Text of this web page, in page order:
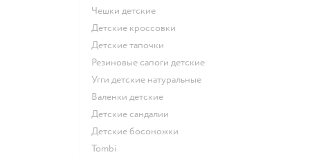
Чешки детские
Детские кроссовки
Детские тапочки
Резиновые сапоги детские
Угги детские натуральные
Валенки детские
Детские сандалии
Детские босоножки
Tombi